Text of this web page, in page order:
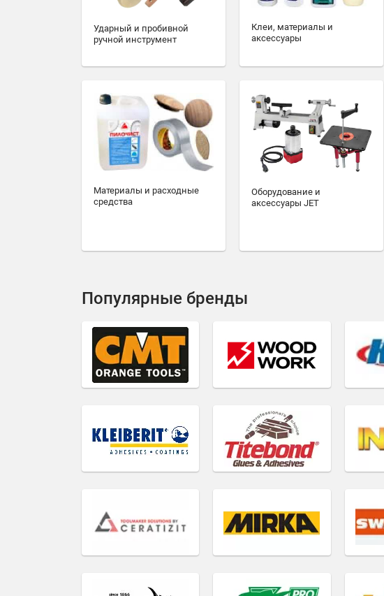
Ударный и пробивной
ручной инструмент
Клеи, материалы и
аксессуары
Материалы и расходные
средства
Оборудование и
аксессуары JET
Популярные бренды